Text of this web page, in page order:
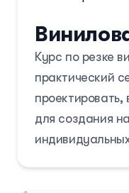
Курс по резке
практический
проектировать,
для создания